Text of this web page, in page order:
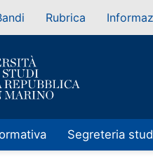
Rubrica
Segreteria